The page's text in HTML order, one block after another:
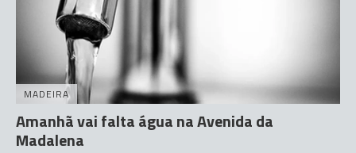
MADEIRA
Amanhã vai falta água na Avenida da
Madalena